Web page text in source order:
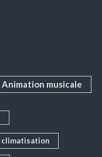
Animation musicale
climatisation